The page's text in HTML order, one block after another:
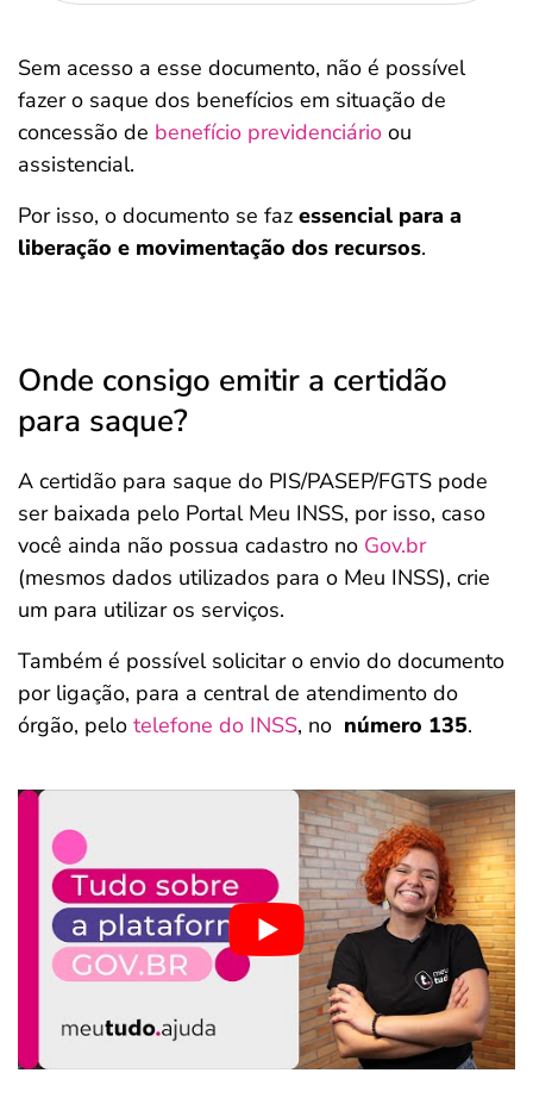
Sem acesso a esse documento, não é possível
fazer o saque dos benefícios em situação de
concessão de benefício previdenciário ou
assistencial.
Por isso, o documento se faz essencial para a
liberação e movimentação dos recursos.
Onde consigo emitir a certidão
para saque?
A certidão para saque do PIS/PASEP/FGTS pode
ser baixada pelo Portal Meu INSS, por isso, caso
você ainda não possua cadastro no Gov.br
(mesmos dados utilizados para o Meu INSS), crie
um para utilizar os serviços.
Também é possível solicitar o envio do documento
por ligação, para a central de atendimento do
órgão, pelo telefone do INSS, no número 135.